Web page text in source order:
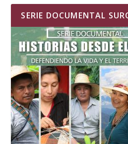
SERIE DOCUMENTAL